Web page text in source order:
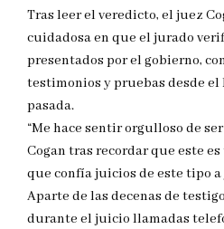
Tras leer el veredicto, el juez
cuidadosa en que el jurado
presentados por el gobierno,
testimonios y pruebas desde el
pasada.
“Me hace sentir orgulloso de
Cogan tras recordar que este
que confía juicios de este tipo
Aparte de las decenas de
durante el juicio llamadas